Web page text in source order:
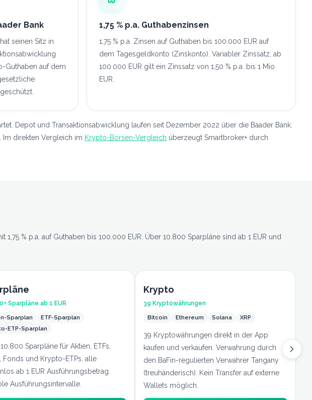
Bank
seinen Sitz in
Guthaben auf dem
1,75 % p.a. Guthabenzinsen
1,75 % p.a. Zinsen auf Guthaben bis 100.000 EUR auf
dem Tagesgeldkonto (Zinskonto). Variabler Zinssatz; ab
100.000 EUR gilt ein Zinssatz von 1,50 % p.a. bis 1 Mio.
EUR.
Depot und Transaktionsabwicklung laufen seit Dezember 2022 über die Baader Bank.
Im direkten Vergleich im Krypto-Börsen-Vergleich überzeugt Smartbroker+ durch
% p.a. auf Guthaben bis 100.000 EUR. Über 10.800 Sparpläne sind ab 1 EUR und
Sparpläne ab 1 EUR
Sparplan
ETF-Sparplan
ETP-Sparplan
Sparpläne für Aktien, ETFs,
Fonds und Krypto-ETPs, alle
ab 1 EUR Ausführungsbetrag.
Ausführungsintervalle.
Krypto
39 Kryptowährungen
Bitcoin Ethereum Solana XRP
39 Kryptowährungen direkt in der App
kaufen und verkaufen. Verwahrung durch
den BaFin-regulierten Verwahrer Tangany
(treuhänderisch). Kein Transfer auf externe
Wallets möglich.